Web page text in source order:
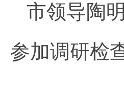
市领导陶
参加调研检